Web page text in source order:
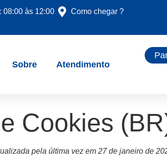
08:00 às 12:00 Como chegar ?
Sobre Atendimento
Cookies
pela última vez em 27 de janeiro de